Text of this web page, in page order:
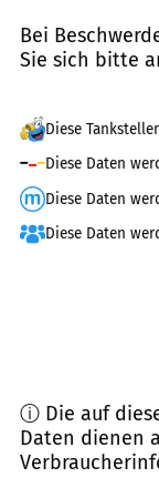
Bei
Sie sich bitte
Diese
Diese Daten
Diese Daten
Diese Daten
ⓘ Die auf
Daten dienen